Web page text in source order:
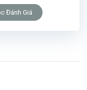
Đánh Giá